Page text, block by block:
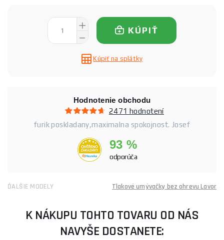
KÚPIŤ
Kúpiť na splátky
Hodnotenie obchodu
2471 hodnotení
furik poskladany,maximalna spokojnost. Josef
93 %
odporúča
ĎALŠIE MODELY Tlakové umývačky bez ohrevu Lavor
K NÁKUPU TOHTO TOVARU OD NÁS
NAVYŠE DOSTANETE: